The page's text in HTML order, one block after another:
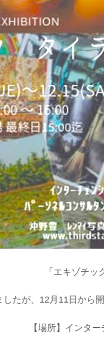
「エキゾチッ
たが、12月11日から
【場所】インタ